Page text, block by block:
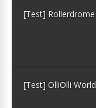
[Test] Rollerdrome
[Test] OlliOlli World